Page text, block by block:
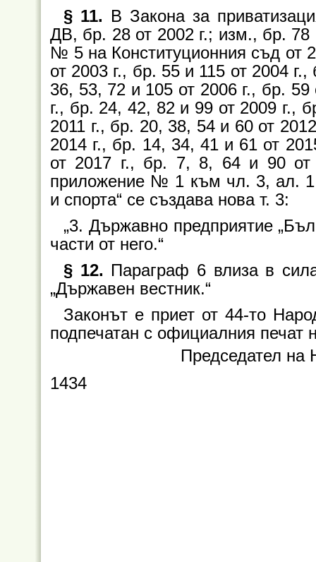
§ 11. В Закона за
ДВ, бр. 28 от 2002 г.; изм., бр. 78
№ 5 на Конституционния съд от
от 2003 г., бр. 55 и 115 от 2004
36, 53, 72 и 105 от 2006 г., бр.
г., бр. 24, 42, 82 и 99 от 2009 г.,
2011 г., бр. 20, 38, 54 и 60 от
2014 г., бр. 14, 34, 41 и 61 от
от 2017 г., бр. 7, 8, 64 и 90
приложение № 1 към чл. 3, ал. 1
и спорта“ се създава нова т. 3:
„3. Държавно предприятие
части от него.“
§ 12. Параграф 6 влиза в
„Държавен вестник.“
Законът е приет от 44-то
подпечатан с официалния печат
Председател
1434